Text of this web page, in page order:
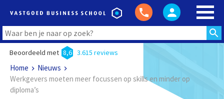
Beoordeeld met 8,6 3.615 reviews
Home
Nieuws
Werkgevers moeten meer focussen op skills en minder op
diploma’s